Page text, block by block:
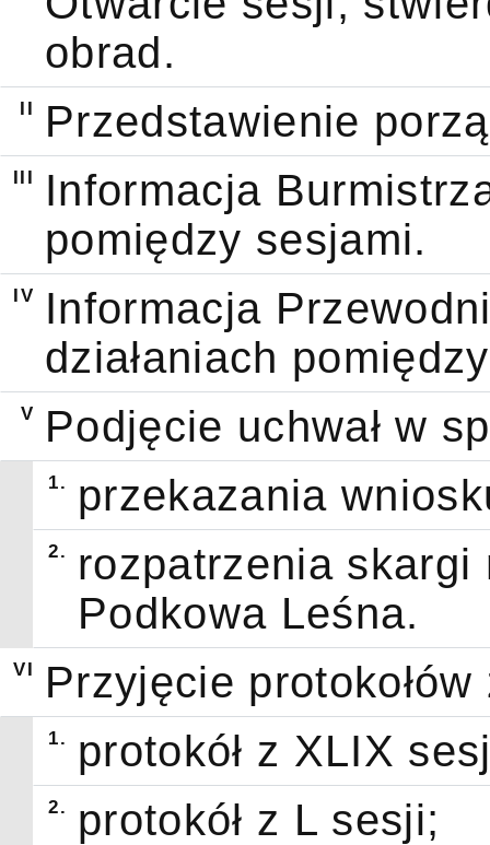
obrad.
II Przedstawienie
III
Informacja
pomiędzy sesjami.
IV
Informacja
działaniach
V Podjęcie uchwał w
1. przekazania
2.
rozpatrzenia
Podkowa Leśna.
VI Przyjęcie
1. protokół z XLIX
2. protokół z L sesji;